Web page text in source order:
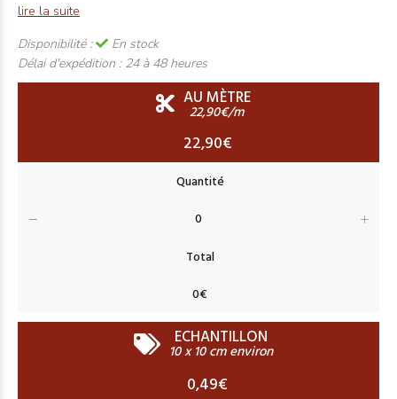
lire la suite
Disponibilité :
En stock
Délai d'expédition : 24 à 48 heures
AU MÈTRE
22,90€/m
22,90€
ECHANTILLON
10 x 10 cm environ
0,49€